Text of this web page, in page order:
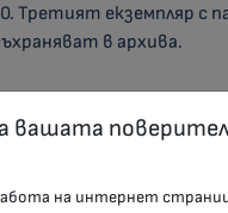
Третият екземпляр с
в архива.
вашата
на интернет